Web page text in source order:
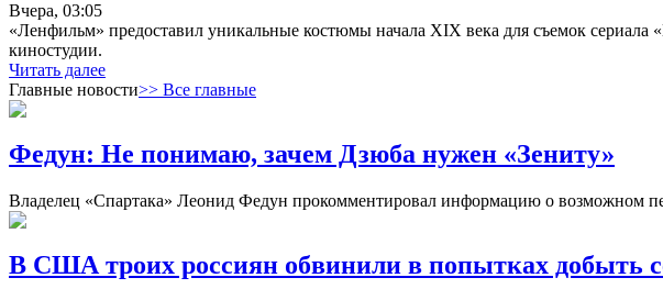
Вчера, 03:05
«Ленфильм» предоставил уникальные костюмы начала XIX века для съемок
киностудии.
Читать далее
Главные новости>> Все главные
Федун: Не понимаю, зачем Дзюба нужен «Зениту»
Владелец «Спартака» Леонид Федун прокомментировал информацию о возможном
В США троих россиян обвинили в попытках добыть